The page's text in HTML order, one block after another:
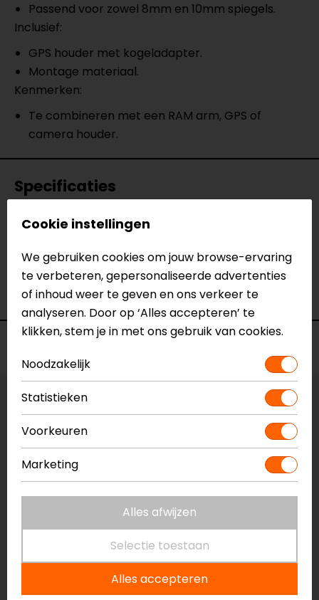
Passend voor zowel 8mm en 10mm spiegels.
Inclusief:
GPS houder met kogeladapter.
Montage materiaal.
Kenmerken:
Te combineren met een RAM arm, GPS of
camera houder.
Specificaties
Naam
Bevestigingsset GPS Schroefdraad
Model
GPS.00.308.10400/B
Merk
SW-Motech
Kleur
N.v.t.
Vestiging Apeldoorn
Niet op voorraad
Vestiging Breda
Niet op voorraad
Vestiging Eindhoven
Niet op voorraad
Cookie instellingen
We gebruiken cookies om jouw browse-ervaring
te verbeteren, gepersonaliseerde advertenties
of inhoud weer te geven en ons verkeer te
analyseren. Door op ‘Alles accepteren’ te
klikken, stem je in met ons gebruik van cookies.
Noodzakelijk
Statistieken
Voorkeuren
Marketing
Alles afwijzen
Selectie toestaan
Alles accepteren